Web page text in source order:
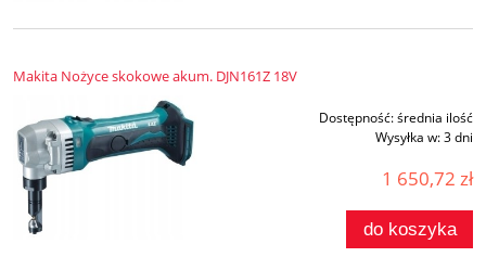
Makita Nożyce skokowe akum. DJN161Z 18V
Dostępność:średnia ilość
Wysyłka w:3 dni
1 650,72 zł
do koszyka